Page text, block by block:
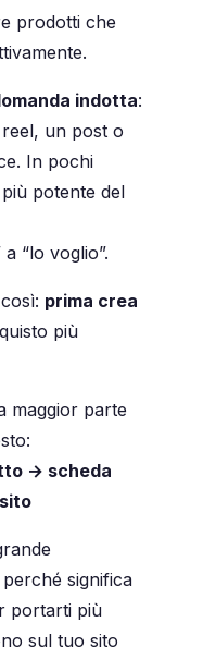
prodotti che
indotta:
un post o
In pochi
potente del
“lo voglio”.
prima crea
più
maggior parte
→ scheda
significa
portarti più
sul tuo sito